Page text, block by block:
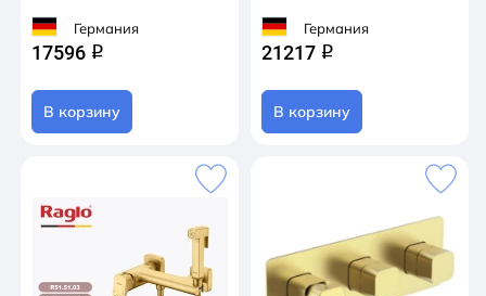
Германия
17596 q
В корзину
Германия
21217 q
В корзину